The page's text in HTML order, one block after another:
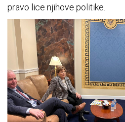
pravo lice njihove politike.